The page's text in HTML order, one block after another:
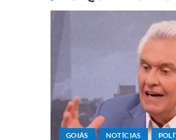
GOIÁS NOTÍCIAS